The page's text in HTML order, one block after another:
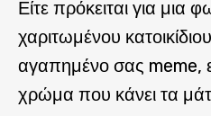
Είτε πρόκειται για μια
χαριτωμένου
αγαπημένο σας meme,
χρώμα που κάνει τα